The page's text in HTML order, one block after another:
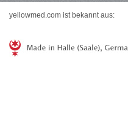
yellowmed.com ist bekannt aus: